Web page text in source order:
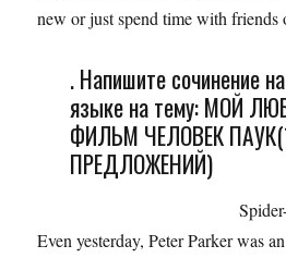
new or just spend time with friends
. Напишите сочинение
языке на тему: МОЙ
ФИЛЬМ ЧЕЛОВЕК
ПРЕДЛОЖЕНИЙ)
Spider-
Even yesterday, Peter Parker was